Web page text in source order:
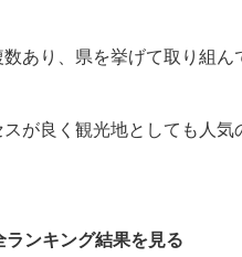
数あり、県を挙げて取り組
が良く観光地としても人
ランキング結果を見る